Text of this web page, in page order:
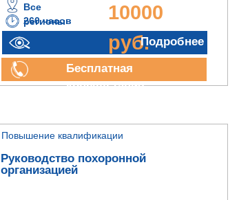
260 часов
10000
руб.
Все
регионы
Подробнее
Бесплатная
консультация
Руководство похоронной
организацией
Повышение квалификации